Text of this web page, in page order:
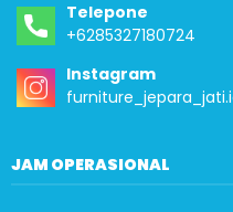
Telepone
+6285327180724
Instagram
JAM OPERASIONAL